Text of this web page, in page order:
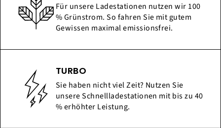
Für unsere Ladestationen nutzen wir 100
% Grünstrom. So fahren Sie mit gutem
Gewissen maximal emissionsfrei.
TURBO
Sie haben nicht viel Zeit? Nutzen Sie
unsere Schnellladestationen mit bis zu 40
% erhöhter Leistung.